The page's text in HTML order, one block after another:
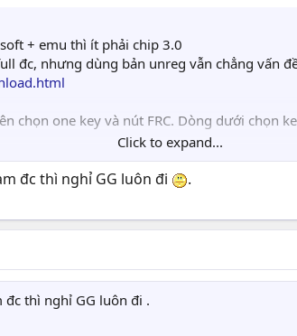
+ emu thì ít phải chip 3.0
đc, nhưng dùng bản unreg vẫn chẳng vấn
chọn one key và nút FRC. Dòng dưới chọn
Click to expand...
đc thì nghỉ GG luôn đi
.
đc thì nghỉ GG luôn đi .